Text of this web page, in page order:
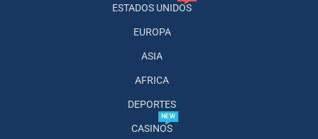
ESTADOS UNIDOS
EUROPA
ASIA
AFRICA
DEPORTES
CASINOS
NEW